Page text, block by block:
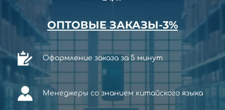
ОПТОВЫЕ ЗАКАЗЫ-3%
Оформление заказа за 5 минут
Менеджеры со знанием китайского языка